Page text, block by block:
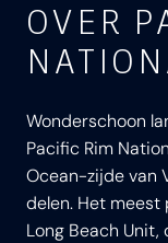
OVER
Wonderschoon
Pacific Rim
Ocean-zijde van
delen. Het meest
Long Beach